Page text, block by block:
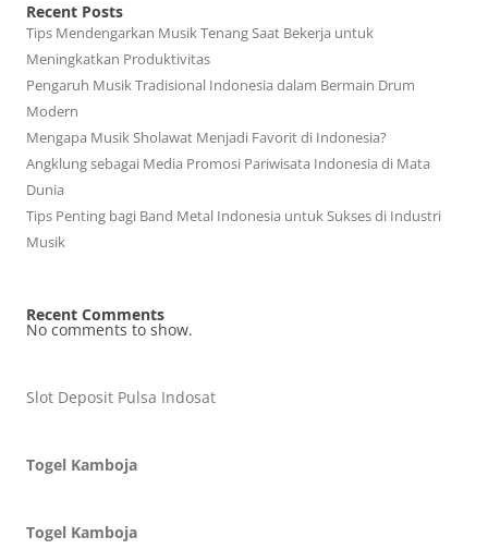
Recent Posts
Tips Mendengarkan Musik Tenang Saat Bekerja untuk
Meningkatkan Produktivitas
Pengaruh Musik Tradisional Indonesia dalam Bermain Drum
Modern
Mengapa Musik Sholawat Menjadi Favorit di Indonesia?
Angklung sebagai Media Promosi Pariwisata Indonesia di Mata
Dunia
Tips Penting bagi Band Metal Indonesia untuk Sukses di Industri
Musik
Recent Comments
No comments to show.
Slot Deposit Pulsa Indosat
Togel Kamboja
Togel Kamboja